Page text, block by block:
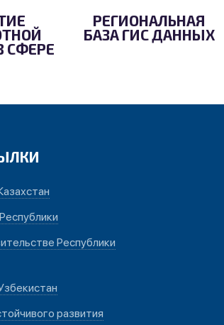
СФЕРЕ
РЕГИОНАЛЬНАЯ
БАЗА ГИС ДАННЫХ
Республики
развития